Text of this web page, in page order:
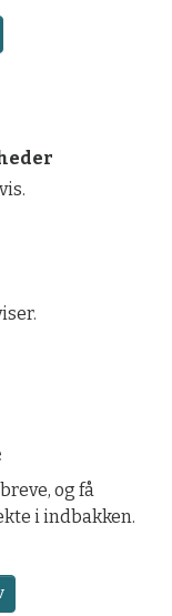
og få
i indbakken.